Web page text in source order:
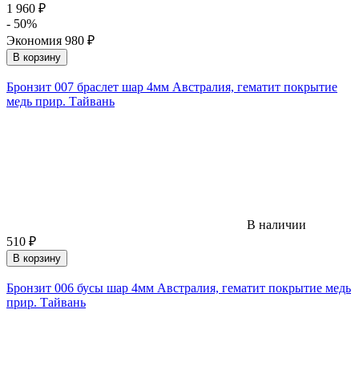
1 960 ₽
- 50%
Экономия 980 ₽
В корзину
Бронзит 007 браслет шар 4мм Австралия, гематит покрытие
медь прир. Тайвань
В наличии
510 ₽
В корзину
Бронзит 006 бусы шар 4мм Австралия, гематит покрытие медь
прир. Тайвань